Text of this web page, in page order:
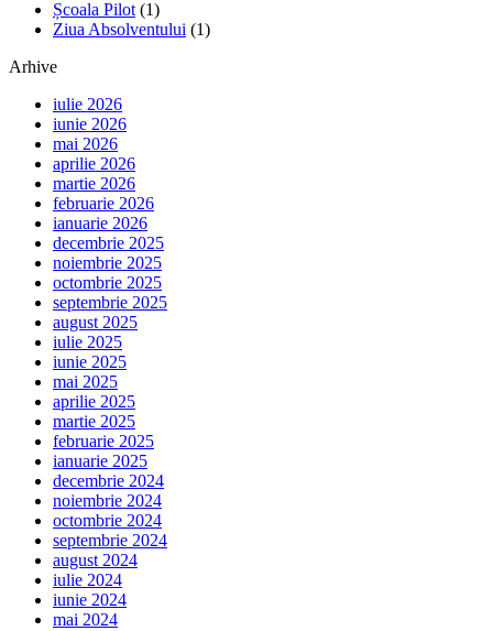
Școala Pilot (1)
Ziua Absolventului (1)
Arhive
iulie 2026
iunie 2026
mai 2026
aprilie 2026
martie 2026
februarie 2026
ianuarie 2026
decembrie 2025
noiembrie 2025
octombrie 2025
septembrie 2025
august 2025
iulie 2025
iunie 2025
mai 2025
aprilie 2025
martie 2025
februarie 2025
ianuarie 2025
decembrie 2024
noiembrie 2024
octombrie 2024
septembrie 2024
august 2024
iulie 2024
iunie 2024
mai 2024